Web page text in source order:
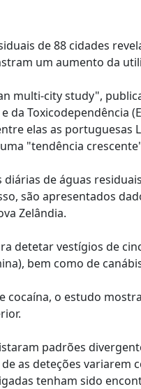
de 88 cidades
um aumento da
multi-city study",
Toxicodependência
elas as
"tendência
de águas
são apresentados
Zelândia.
detetar vestígios de
bem como de
cocaína, o estudo
padrões
as deteções variarem
tenham sido